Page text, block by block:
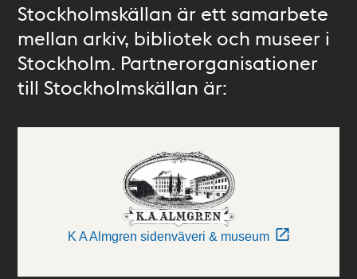
Stockholmskällan är ett samarbete
mellan arkiv, bibliotek och museer i
Stockholm. Partnerorganisationer
till Stockholmskällan är:
K A Almgren sidenväveri & museum